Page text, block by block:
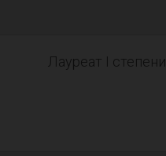
Лауреат I степени